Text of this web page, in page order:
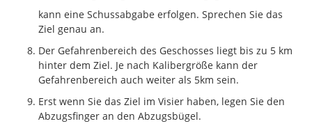
kann eine Schussabgabe erfolgen. Sprechen Sie das
Ziel genau an.
Der Gefahrenbereich des Geschosses liegt bis zu 5 km
hinter dem Ziel. Je nach Kalibergröße kann der
Gefahrenbereich auch weiter als 5km sein.
Erst wenn Sie das Ziel im Visier haben, legen Sie den
Abzugsfinger an den Abzugsbügel.